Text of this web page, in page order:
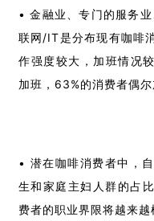
• 金融业、专门的服务
联网/IT是分布现有咖啡
作强度较大，加班情况
加班，63%的消费者偶尔
• 潜在咖啡消费者中，
生和家庭主妇人群的占
费者的职业界限将越来越